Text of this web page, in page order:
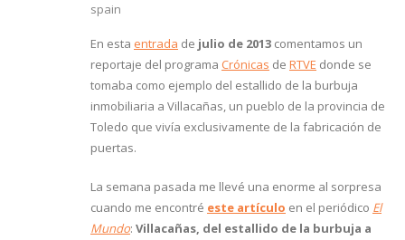
spain
En esta entrada de julio de 2013 comentamos un
reportaje del programa Crónicas de RTVE donde se
tomaba como ejemplo del estallido de la burbuja
inmobiliaria a Villacañas, un pueblo de la provincia de
Toledo que vivía exclusivamente de la fabricación de
puertas.
La semana pasada me llevé una enorme al sorpresa
cuando me encontré este artículo en el periódico El
Mundo: Villacañas, del estallido de la burbuja a